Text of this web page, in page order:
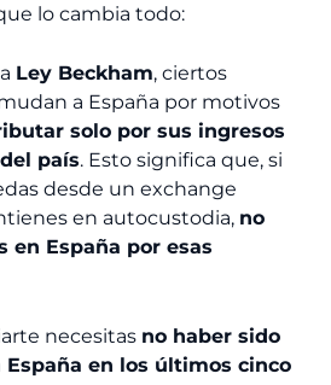
lo cambia todo:
Ley Beckham, ciertos
a España por motivos
solo por sus ingresos
país. Esto significa que, si
desde un exchange
en autocustodia, no
en España por esas
necesitas no haber sido
en los últimos cinco